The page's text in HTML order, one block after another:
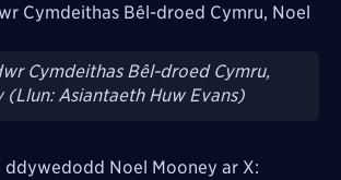
Cymdeithas Bêl-droed Cymru,
(Llun: Asiantaeth Huw Evans)
Noel Mooney ar X: